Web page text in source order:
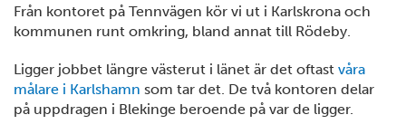
Från kontoret på Tennvägen kör vi ut i Karlskrona och
kommunen runt omkring, bland annat till Rödeby.
Ligger jobbet längre västerut i länet är det oftast våra
målare i Karlshamn som tar det. De två kontoren delar
på uppdragen i Blekinge beroende på var de ligger.